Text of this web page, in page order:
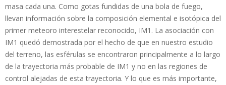
masa cada una. Como gotas fundidas de una bola de fuego,
llevan información sobre la composición elemental e isotópica del
primer meteoro interestelar reconocido, IM1. La asociación con
IM1 quedó demostrada por el hecho de que en nuestro estudio
del terreno, las esférulas se encontraron principalmente a lo largo
de la trayectoria más probable de IM1 y no en las regiones de
control alejadas de esta trayectoria. Y lo que es más importante,